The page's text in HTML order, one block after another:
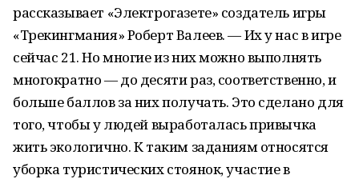
рассказывает «Электрогазете» создатель игры
«Трекингмания» Роберт Валеев. — Их у нас в игре
сейчас 21. Но многие из них можно выполнять
многократно — до десяти раз, соответственно, и
больше баллов за них получать. Это сделано для
того, чтобы у людей выработалась привычка
жить экологично. К таким заданиям относятся
уборка туристических стоянок, участие в